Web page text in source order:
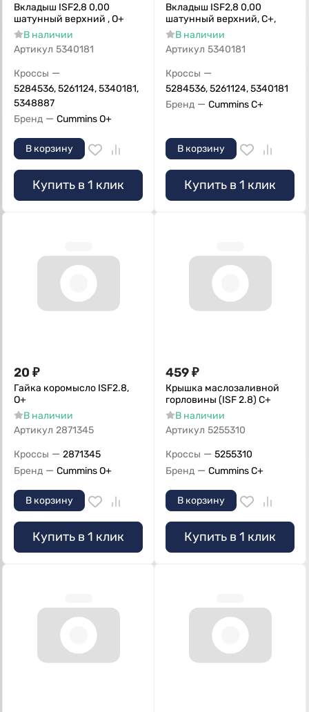
Вкладыш ISF2,8 0,00
шатунный верхний , О+
В наличии
Артикул 5340181
Кроссы —
5284536, 5261124, 5340181,
5348887
Бренд — Cummins O+
В корзину
Купить в 1 клик
Вкладыш ISF2,8 0,00
шатунный верхний, С+,
В наличии
Артикул 5340181
Кроссы —
5284536, 5261124, 5340181
Бренд — Cummins C+
В корзину
Купить в 1 клик
20 ₽
Гайка коромысло ISF2.8,
О+
В наличии
Артикул 2871345
Кроссы — 2871345
Бренд — Cummins O+
В корзину
Купить в 1 клик
459₽
Крышка маслозаливной
горловины (ISF 2.8) C+
В наличии
Артикул 5255310
Кроссы — 5255310
Бренд — Cummins C+
В корзину
Купить в 1 клик